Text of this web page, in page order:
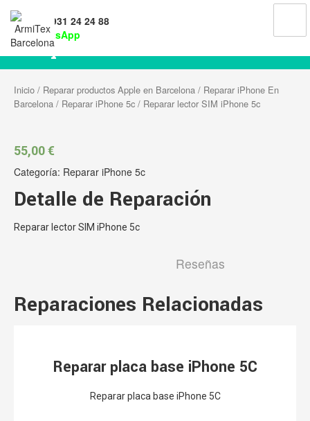
Tel: 931 24 24 88
WhatsApp
Reparar lector SIM iPhone 5c
Inicio / Reparar productos Apple en Barcelona / Reparar iPhone En
Barcelona / Reparar iPhone 5c / Reparar lector SIM iPhone 5c
55,00€
Categoría: Reparar iPhone 5c
Detalle de Reparación
Reparar lector SIM iPhone 5c
Reseñas
Reparaciones Relacionadas
Reparar placa base iPhone 5C
Reparar placa base iPhone 5C